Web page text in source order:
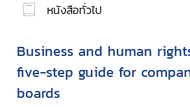
หนังสือทั่วไป
Business and human
five-step guide for
boards